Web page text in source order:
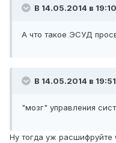
В 14.05.2014 в
А что такое ЭСУД
В 14.05.2014 в
"мозг" управления
Ну тогда уж расшифруйте